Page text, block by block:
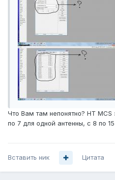
Что Вам там непонятно? HT MCS
по 7 для одной антенны, с 8 по
Вставить ник Цитата